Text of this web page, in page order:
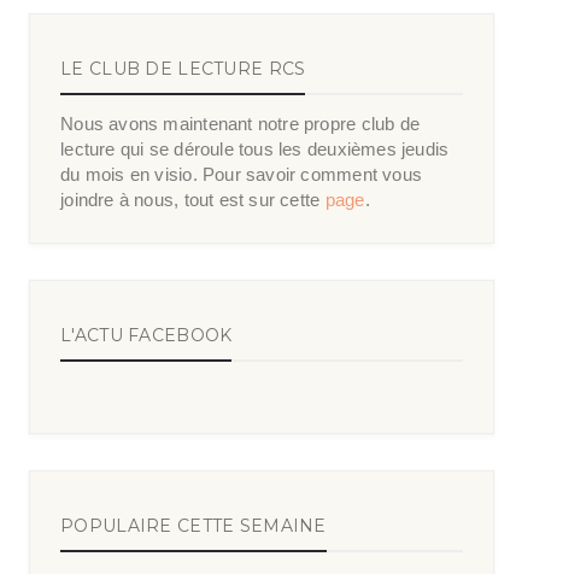
LE CLUB DE LECTURE RCS
Nous avons maintenant notre propre club de
lecture qui se déroule tous les deuxièmes jeudis
du mois en visio. Pour savoir comment vous
joindre à nous, tout est sur cette page.
L'ACTU FACEBOOK
POPULAIRE CETTE SEMAINE